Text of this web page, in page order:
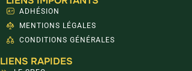
ADHÉSION
MENTIONS LÉGALES
CONDITIONS GÉNÉRALES
LIENS RAPIDES